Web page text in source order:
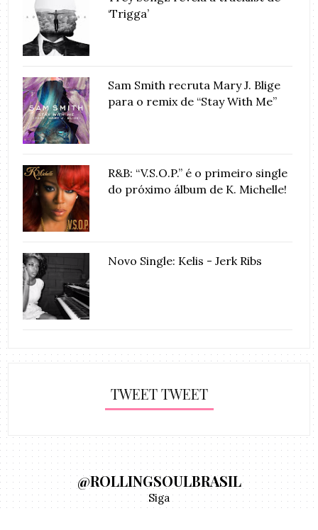
‘Trigga’
Sam Smith recruta Mary J. Blige
para o remix de “Stay With Me”
R&B: “V.S.O.P.” é o primeiro single
do próximo álbum de K. Michelle!
Novo Single: Kelis - Jerk Ribs
TWEET TWEET
@ROLLINGSOULBRASIL
Siga